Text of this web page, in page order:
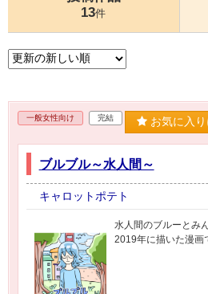
13件
一般女性向け 完結 お気に入
ブルブル～水人間～
キャロットポテト
水人間のブルーとみ
2019年に描いた漫画